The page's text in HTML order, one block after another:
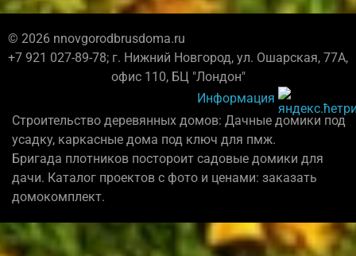
© 2026 nnovgorodbrusdoma.ru
+7 921 027-89-78; г. Нижний Новгород, ул. Ошарская, 77А,
офис 110, БЦ "Лондон"
Информация
Строительство деревянных домов: Дачные домики под
усадку, каркасные дома под ключ для пмж.
Бригада плотников постороит садовые домики для
дачи. Каталог проектов с фото и ценами: заказать
домокомплект.